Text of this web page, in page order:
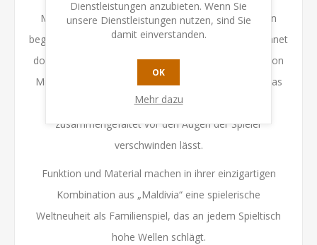
Marktschiffe von vier Inseln am Spielfeldrand, deren
begehrte Karten es zu gewinnen gilt. Doch ausgerechnet
dort, wo sie vor Anker liegen, zieht immer wieder - von
Mitspielern hinterhältig ausgelöst – Nebel auf, der das
innovativ gestaltete Spielfeldtuch Reihe für Reihe
zusammengefaltet vor den Augen der Spieler
verschwinden lässt.
Funktion und Material machen in ihrer einzigartigen
Kombination aus „Maldivia“ eine spielerische
Weltneuheit als Familienspiel, das an jedem Spieltisch
hohe Wellen schlägt.
Dienstleistungen anzubieten. Wenn Sie
unsere Dienstleistungen nutzen, sind Sie
damit einverstanden.
OK
Mehr dazu